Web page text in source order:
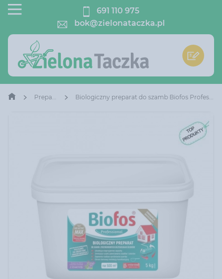
691 110 975
bok@zielonataczka.pl
Preparaty Biologiczny preparat do szamb Biofos Professional 5 kg